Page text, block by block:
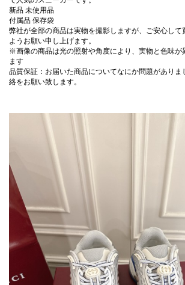
新品 未使用品
付属品 保存袋
弊社が全部の商品は実物を撮影しますが、ご安心して
ようお願い申し上げます。
※画像の商品は光の照射や角度により、実物と色味が
ます
品質保証：お届いた商品についてなにか問題がありま
絡をお願い致します。